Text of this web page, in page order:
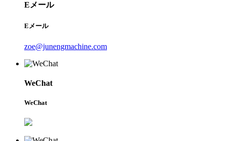
Eメール
Eメール
zoe@junengmachine.com
WeChat
WeChat